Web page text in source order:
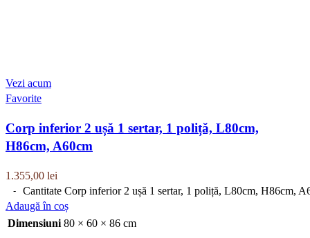
Vezi acum
Favorite
Corp inferior 2 ușă 1 sertar, 1 poliță, L80cm,
H86cm, A60cm
1.355,00 lei
Cantitate Corp inferior 2 ușă 1 sertar, 1 poliță, L80cm, H86cm,
Adaugă în coș
Dimensiuni 80 × 60 × 86 cm